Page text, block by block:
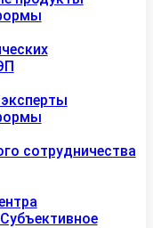
сотрудничества